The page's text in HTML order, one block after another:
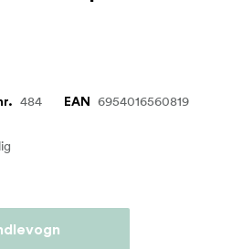
484 EAN 6954016560819